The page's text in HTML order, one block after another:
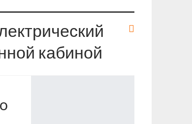
кабиной